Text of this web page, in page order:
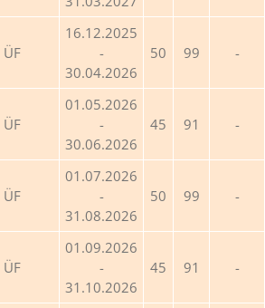
ÜF
16.12.2025
-
30.04.2026
50 99
ÜF
01.05.2026
-
30.06.2026
45 91
ÜF
01.07.2026
-
31.08.2026
50 99
ÜF
01.09.2026
-
31.10.2026
45 91